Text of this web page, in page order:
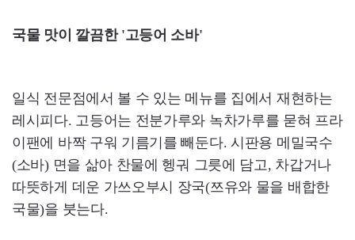
국물 맛이 깔끔한 '고등어 소바'
일식 전문점에서 볼 수 있는 메뉴를 집에서 재현하는
레시피다. 고등어는 전분가루와 녹차가루를 묻혀 프라
이팬에 바짝 구워 기름기를 빼둔다. 시판용 메밀국수
(소바) 면을 삶아 찬물에 헹궈 그릇에 담고, 차갑거나
따뜻하게 데운 가쓰오부시 장국(쯔유와 물을 배합한
국물)을 붓는다.